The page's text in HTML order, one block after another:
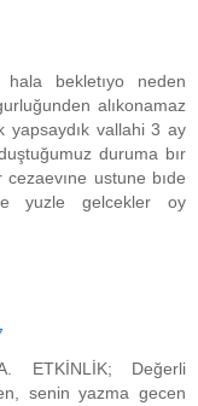
hala bekletıyo neden
alıkonamaz
yapsaydık vallahi 3 ay
duruma bır
cezaevıne ustune bıde
yuzle gelcekler oy
ETKİNLİK; Değerli
senin yazma gecen